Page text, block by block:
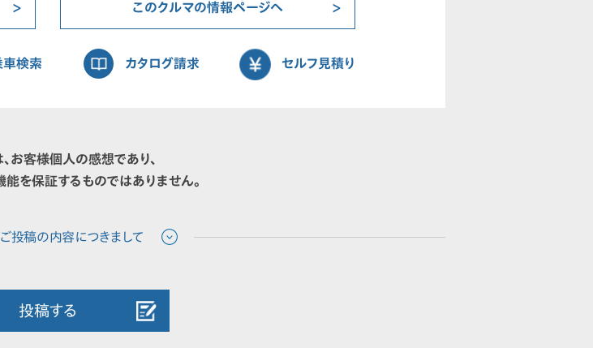
このクルマの情報ページへ
車検索 カタログ請求 セルフ見積り
お客様個人の感想であり、
能を保証するものではありません。
投稿する